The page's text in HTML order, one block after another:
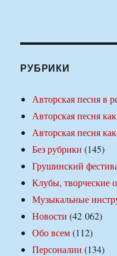
РУБРИКИ
Авторская песня в
Авторская песня
Авторская песня
Без рубрики (145)
Грушинский
Клубы, творческие
Музыкальные
Новости (42 062)
Обо всем(112)
Персоналии (134)